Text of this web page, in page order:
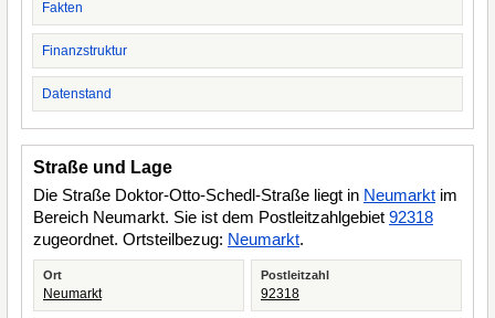
Fakten
Finanzstruktur
Datenstand
Straße und Lage
Die Straße Doktor-Otto-Schedl-Straße liegt in Neumarkt im
Bereich Neumarkt. Sie ist dem Postleitzahlgebiet 92318
zugeordnet. Ortsteilbezug: Neumarkt.
Ort
Neumarkt
Postleitzahl
92318